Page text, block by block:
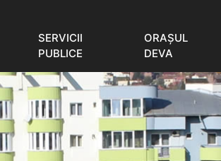
SERVICII
PUBLICE
ORAŞUL
DEVA